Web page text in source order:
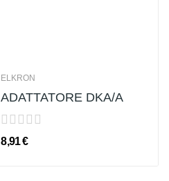
ELKRON
ADATTATORE DKA/A
8,91 €